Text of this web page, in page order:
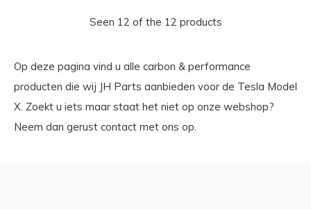
Seen 12 of the 12 products
Op deze pagina vind u alle carbon & performance
producten die wij JH Parts aanbieden voor de Tesla Model
X. Zoekt u iets maar staat het niet op onze webshop?
Neem dan gerust contact met ons op.